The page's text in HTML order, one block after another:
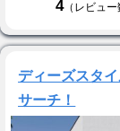
4（レビュー
ディーズスタ
サーチ！